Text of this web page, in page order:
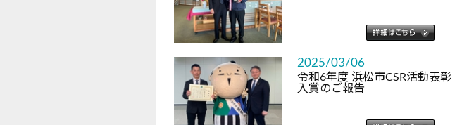
2025/03/06
令和6年度 浜松市CSR活動表彰
入賞のご報告